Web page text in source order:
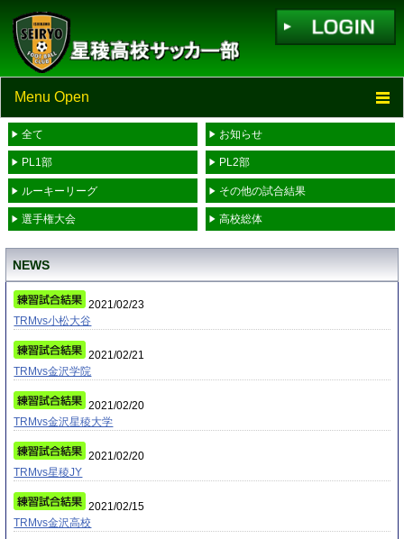
Menu Open
TOP
ニュース
スケジュール
全て お知らせ
PL1部 PL2部
ルーキーリーグ その他の試合結果
選手権大会 高校総体
NEWS
2021/02/23
TRMvs小松大谷
2021/02/21
TRMvs金沢学院
2021/02/20
TRMvs金沢星稜大学
2021/02/20
TRMvs星稜JY
2021/02/15
TRMvs金沢高校